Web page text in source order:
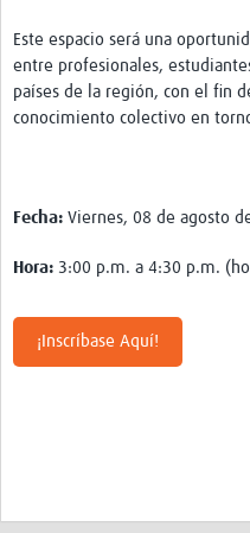
Pathfinder Republica
Mapa Interactivo
Impacto
Este espacio será una
entre profesionales,
países de la región, con el fin
conocimiento colectivo en
Fecha: Viernes, 08 de agosto
Hora: 3:00 p.m. a 4:30 p.m.
¡Inscríbase Aquí!